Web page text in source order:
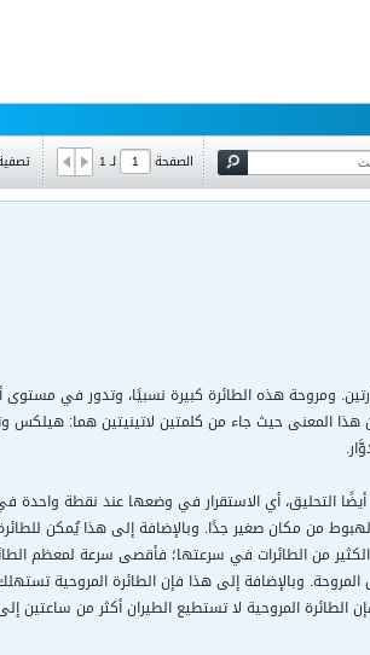
الصفحة لـ1
ومروحة هذه الطائرة كبيرة نسبيًا، وتدور في
المعنى حيث جاء من كلمتين لاتينيتين هما: هيلكس
أيضًا التحليق، أي الاستقرار في وضعها عند نقطة واحدة
من مكان صغير جدًا. وبالإضافة إلى هذا يُمكن
الكثير من الطائرات في سرعتها؛ فأقصى سرعة لمعظم
ريش المروحة. وبالإضافة إلى هذا فإن الطائرة المروحية
الطائرة المروحية لا تستطيع الطيران أكثر من ساعتين